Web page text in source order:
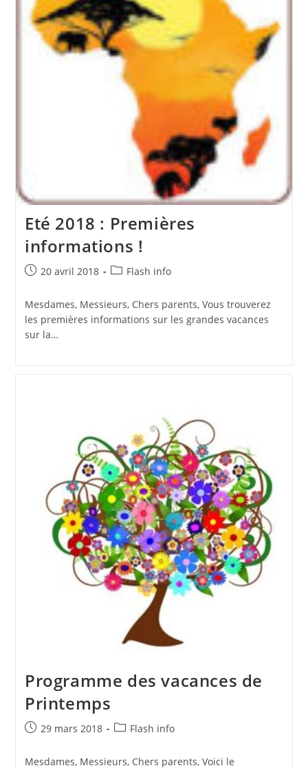
Eté 2018 : Premières
informations !
Publication
20 avril 2018
PostFlash info
Mesdames, Messieurs, Chers parents, Vous trouverez
les premières informations sur les grandes vacances
sur la…
Programme des vacances de
Printemps
Publication
29 mars 2018
PostFlash info
Mesdames, Messieurs, Chers parents, Voici le